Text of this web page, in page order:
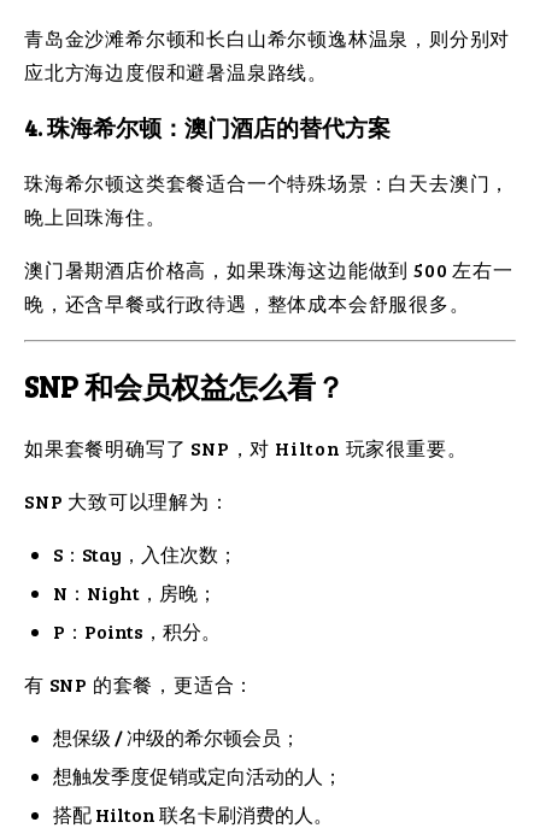
青岛金沙滩希尔顿和长白山希尔顿逸林温泉，则分别对
应北方海边度假和避暑温泉路线。
4. 珠海希尔顿：澳门酒店的替代方案
珠海希尔顿这类套餐适合一个特殊场景：白天去澳门，
晚上回珠海住。
澳门暑期酒店价格高，如果珠海这边能做到 500 左右一
晚，还含早餐或行政待遇，整体成本会舒服很多。
SNP 和会员权益怎么看？
如果套餐明确写了 SNP，对 Hilton 玩家很重要。
SNP 大致可以理解为：
S：Stay，入住次数；
N：Night，房晚；
P：Points，积分。
有 SNP 的套餐，更适合：
想保级 / 冲级的希尔顿会员；
想触发季度促销或定向活动的人；
搭配 Hilton 联名卡刷消费的人。